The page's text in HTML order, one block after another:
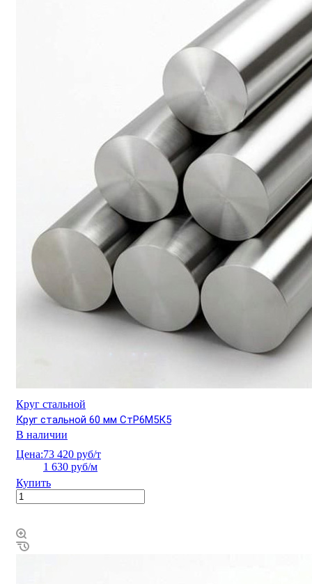
Круг стальной
Круг стальной 60 мм СтР6М5К5
В наличии
Цена:73 420 руб/т
1 630 руб/м
Купить